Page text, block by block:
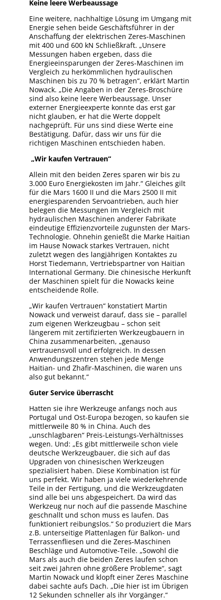
Keine leere Werbeaussage
Eine weitere, nachhaltige Lösung im Umgang mit
Energie sehen beide Geschäftsführer in der
Anschaffung der elektrischen Zeres-Maschinen
mit 400 und 600 kN Schließkraft. „Unsere
Messungen haben ergeben, dass die
Energieeinsparungen der Zeres-Maschinen im
Vergleich zu herkömmlichen hydraulischen
Maschinen bis zu 70 % betragen“, erklärt Martin
Nowack. „Die Angaben in der Zeres-Broschüre
sind also keine leere Werbeaussage. Unser
externer Energieexperte konnte das erst gar
nicht glauben, er hat die Werte doppelt
nachgeprüft. Für uns sind diese Werte eine
Bestätigung. Dafür, dass wir uns für die
richtigen Maschinen entschieden haben.
„Wir kaufen Vertrauen“
Allein mit den beiden Zeres sparen wir bis zu
3.000 Euro Energiekosten im Jahr.“ Gleiches gilt
für die Mars 1600 II und die Mars 2500 II mit
energiesparenden Servoantrieben, auch hier
belegen die Messungen im Vergleich mit
hydraulischen Maschinen anderer Fabrikate
eindeutige Effizienzvorteile zugunsten der Mars-
Technologie. Ohnehin genießt die Marke Haitian
im Hause Nowack starkes Vertrauen, nicht
zuletzt wegen des langjährigen Kontaktes zu
Horst Tiedemann, Vertriebspartner von Haitian
International Germany. Die chinesische Herkunft
der Maschinen spielt für die Nowacks keine
entscheidende Rolle.
„Wir kaufen Vertrauen“ konstatiert Martin
Nowack und verweist darauf, dass sie – parallel
zum eigenen Werkzeugbau – schon seit
längerem mit zertifizierten Werkzeugbauern in
China zusammenarbeiten, „genauso
vertrauensvoll und erfolgreich. In dessen
Anwendungszentren stehen jede Menge
Haitian- und Zhafir-Maschinen, die waren uns
also gut bekannt.“
Guter Service überrascht
Hatten sie ihre Werkzeuge anfangs noch aus
Portugal und Ost-Europa bezogen, so kaufen sie
mittlerweile 80 % in China. Auch des
„unschlagbaren“ Preis-Leistungs-Verhältnisses
wegen. Und: „Es gibt mittlerweile schon viele
deutsche Werkzeugbauer, die sich auf das
Upgraden von chinesischen Werkzeugen
spezialisiert haben. Diese Kombination ist für
uns perfekt. Wir haben ja viele wiederkehrende
Teile in der Fertigung, und die Werkzeugdaten
sind alle bei uns abgespeichert. Da wird das
Werkzeug nur noch auf die passende Maschine
geschnallt und schon muss es laufen. Das
funktioniert reibungslos.“ So produziert die Mars
z.B. unterseitige Plattenlagen für Balkon- und
Terrassenfliesen und die Zeres-Maschinen
Beschläge und Automotive-Teile. „Sowohl die
Mars als auch die beiden Zeres laufen schon
seit zwei Jahren ohne größere Probleme“, sagt
Martin Nowack und klopft einer Zeres Maschine
dabei sachte aufs Dach. „Die hier ist im Übrigen
12 Sekunden schneller als ihr Vorgänger.“